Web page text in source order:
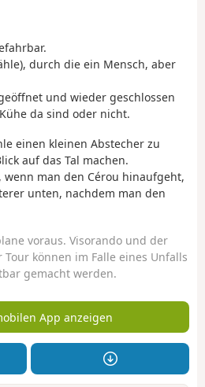
durch die ein Mensch, aber
und wieder geschlossen
da sind oder nicht.
einen kleinen Abstecher zu
auf das Tal machen.
man den Cérou hinaufgeht,
unten, nachdem man den
voraus. Visorando und der
können im Falle eines Unfalls
gemacht werden.
App anzeigen